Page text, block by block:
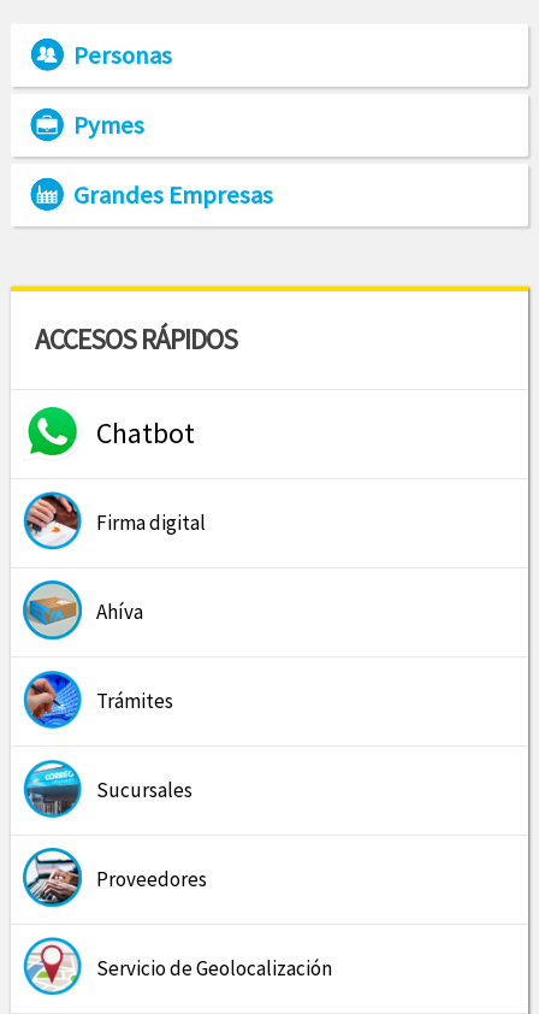
Personas
Pymes
Grandes Empresas
ACCESOS RÁPIDOS
Chatbot
Firma digital
Ahíva
Trámites
Sucursales
Proveedores
Servicio de Geolocalización